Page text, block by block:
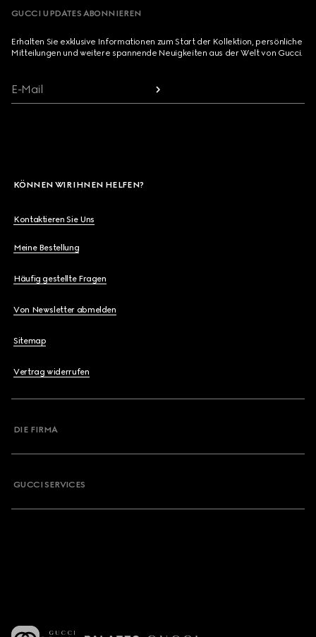
GUCCI UPDATES ABONNIEREN
Erhalten Sie exklusive Informationen zum Start der Kollektion, persönliche
Mitteilungen und weitere spannende Neuigkeiten aus der Welt von Gucci.
E-Mail
KÖNNEN WIR IHNEN HELFEN?
Kontaktieren Sie Uns
Meine Bestellung
Häufig gestellte Fragen
Von Newsletter abmelden
Sitemap
Vertrag widerrufen
DIE FIRMA
GUCCI SERVICES